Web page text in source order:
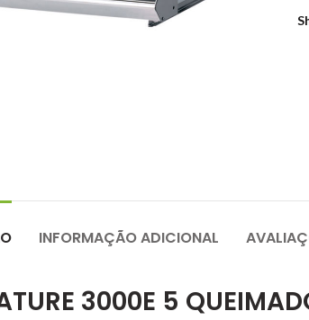
INFORMAÇÃO ADICIONAL
3000E 5